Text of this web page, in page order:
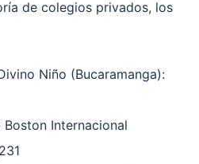
de colegios privados, los
Niño (Bucaramanga):
Internacional